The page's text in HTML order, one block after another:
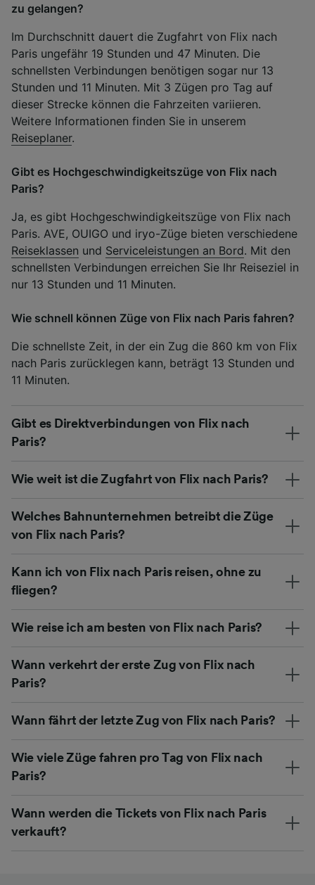
zu gelangen?
Im Durchschnitt dauert die Zugfahrt von Flix nach
Paris ungefähr 19 Stunden und 47 Minuten. Die
schnellsten Verbindungen benötigen sogar nur 13
Stunden und 11 Minuten. Mit 3 Zügen pro Tag auf
dieser Strecke können die Fahrzeiten variieren.
Weitere Informationen finden Sie in unserem
Reiseplaner.
Gibt es Hochgeschwindigkeitszüge von Flix nach
Paris?
Ja, es gibt Hochgeschwindigkeitszüge von Flix nach
Paris. AVE, OUIGO und iryo-Züge bieten verschiedene
Reiseklassen und Serviceleistungen an Bord. Mit den
schnellsten Verbindungen erreichen Sie Ihr Reiseziel in
nur 13 Stunden und 11 Minuten.
Wie schnell können Züge von Flix nach Paris fahren?
Die schnellste Zeit, in der ein Zug die 860 km von Flix
nach Paris zurücklegen kann, beträgt 13 Stunden und
11 Minuten.
Gibt es Direktverbindungen von Flix nach
Paris?
Wie weit ist die Zugfahrt von Flix nach Paris?
Welches Bahnunternehmen betreibt die Züge
von Flix nach Paris?
Kann ich von Flix nach Paris reisen, ohne zu
fliegen?
Wie reise ich am besten von Flix nach Paris?
Wann verkehrt der erste Zug von Flix nach
Paris?
Wann fährt der letzte Zug von Flix nach Paris?
Wie viele Züge fahren pro Tag von Flix nach
Paris?
Wann werden die Tickets von Flix nach Paris
verkauft?